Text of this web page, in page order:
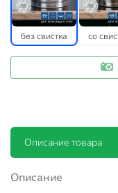
без свистка со
Описание товара
Описание